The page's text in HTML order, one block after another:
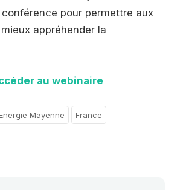
pour permettre aux
appréhender la
au webinaire
Mayenne France